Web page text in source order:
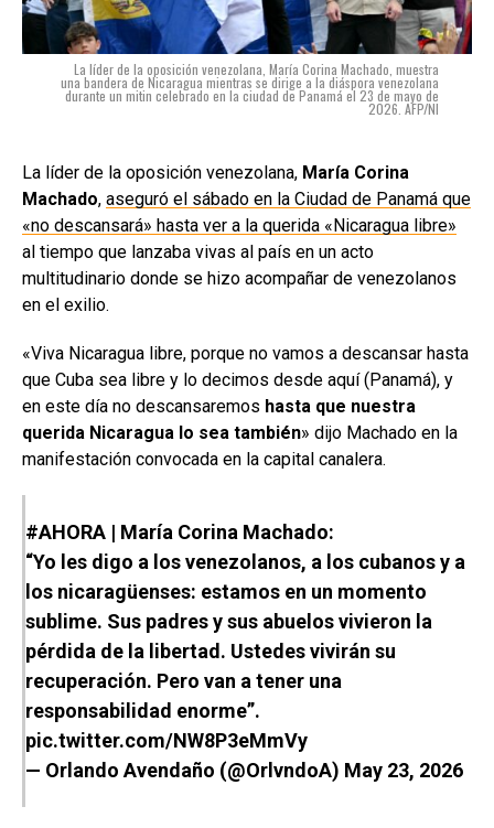
La líder de la oposición venezolana, María Corina Machado, muestra
una bandera de Nicaragua mientras se dirige a la diáspora venezolana
durante un mitin celebrado en la ciudad de Panamá el 23 de mayo de
2026. AFP/NI
La líder de la oposición venezolana, María Corina
Machado, aseguró el sábado en la Ciudad de Panamá que
«no descansará» hasta ver a la querida «Nicaragua libre»
al tiempo que lanzaba vivas al país en un acto
multitudinario donde se hizo acompañar de venezolanos
en el exilio.
«Viva Nicaragua libre, porque no vamos a descansar hasta
que Cuba sea libre y lo decimos desde aquí (Panamá), y
en este día no descansaremos hasta que nuestra
querida Nicaragua lo sea también» dijo Machado en la
manifestación convocada en la capital canalera.
#AHORA | María Corina Machado:
“Yo les digo a los venezolanos, a los cubanos y a
los nicaragüenses: estamos en un momento
sublime. Sus padres y sus abuelos vivieron la
pérdida de la libertad. Ustedes vivirán su
recuperación. Pero van a tener una
responsabilidad enorme”.
pic.twitter.com/NW8P3eMmVy
— Orlando Avendaño (@OrlvndoA) May 23, 2026